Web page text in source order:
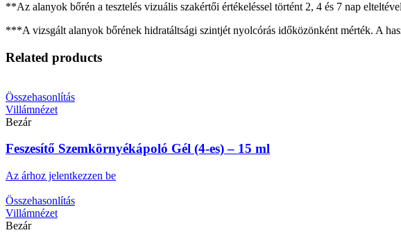
**Az alanyok bőrén a tesztelés vizuális szakértői értékeléssel történt 2, 4 és 7 nap
***A vizsgált alanyok bőrének hidratáltsági szintjét nyolcórás időközönként mérték. A
Related products
Összehasonlítás
Villámnézet
Bezár
Feszesítő Szemkörnyékápoló Gél (4-es) – 15 ml
Az árhoz jelentkezzen be
Összehasonlítás
Villámnézet
Bezár